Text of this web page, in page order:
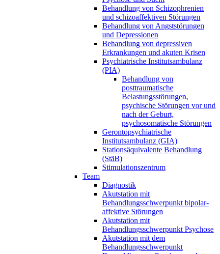
Behandlung von Schizophrenien
und schizoaffektiven Störungen
Behandlung von Angststörungen
und Depressionen
Behandlung von depressiven
Erkrankungen und akuten Krisen
Psychiatrische Institutsambulanz
(PIA)
Behandlung von
posttraumatische
Belastungsstörungen,
psychische Störungen vor und
nach der Geburt,
psychosomatische Störungen
Gerontopsychiatrische
Institutsambulanz (GIA)
Stationsäquivalente Behandlung
(StäB)
Stimulationszentrum
Team
Diagnostik
Akutstation mit
Behandlungsschwerpunkt bipolar-
affektive Störungen
Akutstation mit
Behandlungsschwerpunkt Psychose
Akutstation mit dem
Behandlungsschwerpunkt